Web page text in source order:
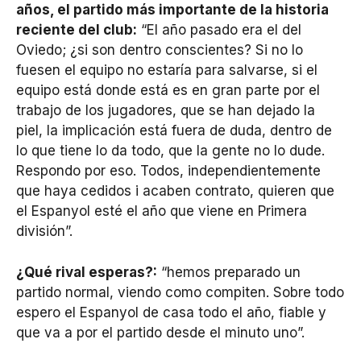
años, el partido más importante de la historia
reciente del club: “El año pasado era el del
Oviedo; ¿si son dentro conscientes? Si no lo
fuesen el equipo no estaría para salvarse, si el
equipo está donde está es en gran parte por el
trabajo de los jugadores, que se han dejado la
piel, la implicación está fuera de duda, dentro de
lo que tiene lo da todo, que la gente no lo dude.
Respondo por eso. Todos, independientemente
que haya cedidos i acaben contrato, quieren que
el Espanyol esté el año que viene en Primera
división”.
¿Qué rival esperas?: “hemos preparado un
partido normal, viendo como compiten. Sobre todo
espero el Espanyol de casa todo el año, fiable y
que va a por el partido desde el minuto uno”.